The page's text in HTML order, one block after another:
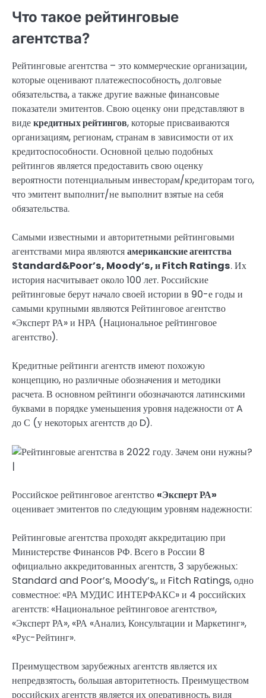
Что такое рейтинговые
агентства?
Рейтинговые агентства – это коммерческие организации,
которые оценивают платежеспособность, долговые
обязательства, а также другие важные финансовые
показатели эмитентов. Свою оценку они представляют в
видекредитных рейтингов, которые присваиваются
организациям, регионам, странам в зависимости от их
кредитоспособности. Основной целью подобных
рейтингов является предоставить свою оценку
вероятности потенциальным инвесторам/кредиторам того,
что эмитент выполнит/не выполнит взятые на себя
обязательства.
Самыми известными и авторитетными рейтинговыми
агентствами мира являютсяамериканские агентства
Standard&Poor’s, Moody’s, и Fitch Ratings. Их
история насчитывает около 100 лет. Российские
рейтинговые берут начало своей истории в 90-е годы и
самыми крупными являются Рейтинговое агентство
«Эксперт РА» и НРА (Национальное рейтинговое
агентство).
Кредитные рейтинги агентств имеют похожую
концепцию, но различные обозначения и методики
расчета. В основном рейтинги обозначаются латинскими
буквами в порядке уменьшения уровня надежности от A
до С (у некоторых агентств до D).
Российское рейтинговое агентство «Эксперт РА»
оценивает эмитентов по следующим уровням надежности:
Рейтинговые агентства проходят аккредитацию при
Министерстве Финансов РФ. Всего в России 8
официально аккредитованных агентств, 3 зарубежных:
Standard and Poor’s, Moody’s,, и Fitch Ratings, одно
совместное: «РА МУДИС ИНТЕРФАКС» и 4 российских
агентств: «Национальное рейтинговое агентство»,
«Эксперт РА», «РА «Анализ, Консультации и Маркетинг»,
«Рус-Рейтинг».
Преимуществом зарубежных агентств является их
непредвзятость, большая авторитетность. Преимуществом
российских агентств является их оперативность, видя